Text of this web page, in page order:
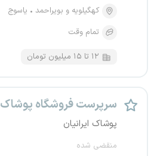
کهگیلویه و بویراحمد
یاسوج
تمام وقت
۱۲ تا ۱۵ میلیون تومان
سرپرست فروشگاه پوشاک
پوشاک ایرانیان
منقضی شده